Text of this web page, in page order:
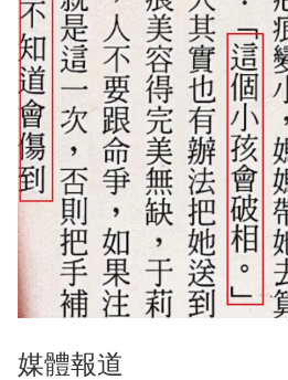
媒體報道